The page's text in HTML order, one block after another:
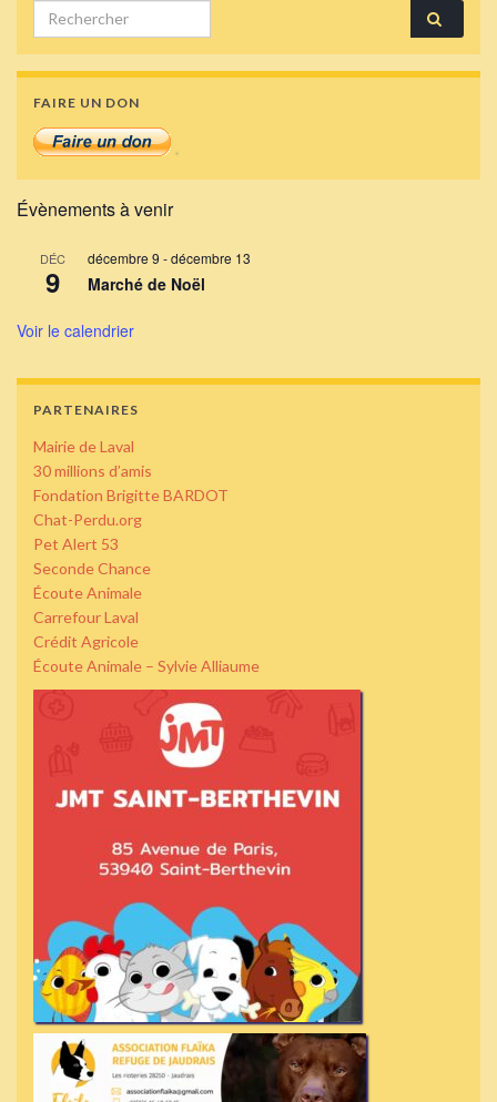
Search for:
FAIRE UN DON
Évènements à venir
DÉC
9
décembre 9 -décembre 13
Marché de Noël
Voir le calendrier
PARTENAIRES
Mairie de Laval
30 millions d’amis
Fondation Brigitte BARDOT
Chat-Perdu.org
Pet Alert 53
Seconde Chance
Écoute Animale
Carrefour Laval
Crédit Agricole
Écoute Animale – Sylvie Alliaume